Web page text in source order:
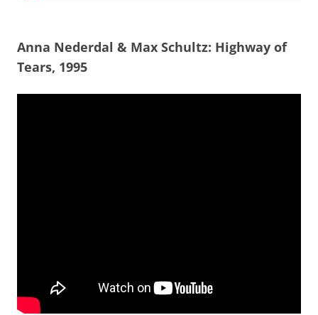
Anna Nederdal & Max Schultz: Highway of
Tears, 1995